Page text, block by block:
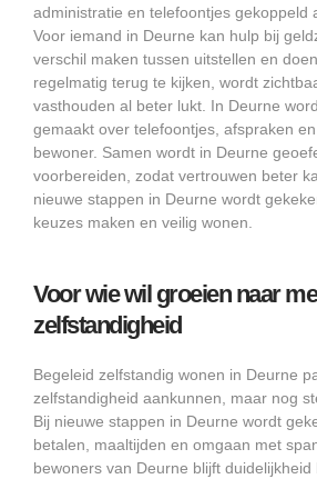
administratie en telefoontjes gekoppeld
Voor iemand in Deurne kan hulp bij
verschil maken tussen uitstellen en
regelmatig terug te kijken, wordt
vasthouden al beter lukt. In Deurne
gemaakt over telefoontjes, afspraken
bewoner. Samen wordt in Deurne
voorbereiden, zodat vertrouwen beter
nieuwe stappen in Deurne wordt
keuzes maken en veilig wonen.
Voor wie wil groeien naar
zelfstandigheid
Begeleid zelfstandig wonen in Deurne
zelfstandigheid aankunnen, maar nog
Bij nieuwe stappen in Deurne wordt
betalen, maaltijden en omgaan met
bewoners van Deurne blijft